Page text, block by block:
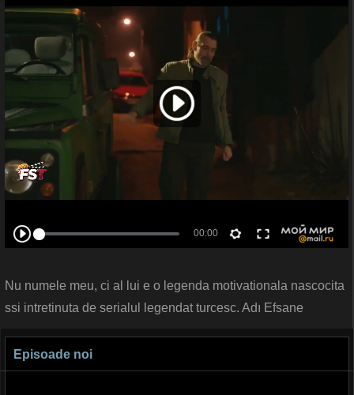
Nu numele meu, ci al lui e o legenda motivationala nascocita
ssi intretinuta de serialul legendat turcesc. Adı Efsane
Episoade noi